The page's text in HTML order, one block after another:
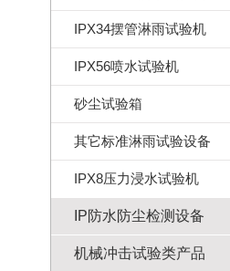
IPX34摆管淋雨试验机
IPX56喷水试验机
砂尘试验箱
其它标准淋雨试验设备
IPX8压力浸水试验机
IP防水防尘检测设备
机械冲击试验类产品